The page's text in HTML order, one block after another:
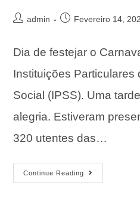
admin Fevereiro 14,
Dia de festejar o
Instituições Particulares
Social (IPSS). Uma
alegria. Estiveram
320 utentes das…
Continue Reading